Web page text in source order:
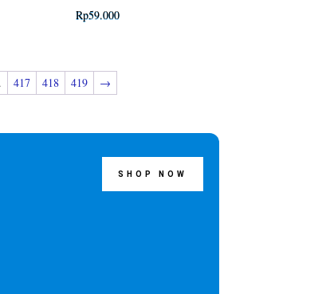
Rp59.000
417 418 419 →
SHOP NOW